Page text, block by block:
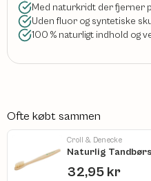
Med naturkridt der fjerner
Uden fluor og syntetiske
100 % naturligt indhold og
Ofte købt sammen
Croll & Denecke
Naturlig
32,95 kr